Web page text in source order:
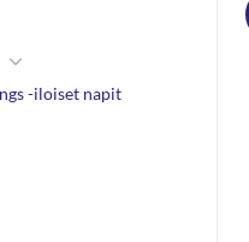
-iloiset napit